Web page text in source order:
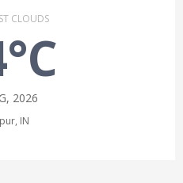
CLOUDS
2026
IN